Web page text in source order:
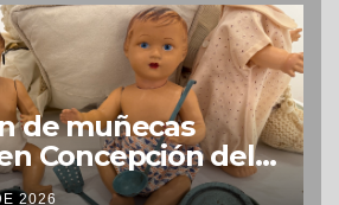
de muñecas
Concepción del
2026